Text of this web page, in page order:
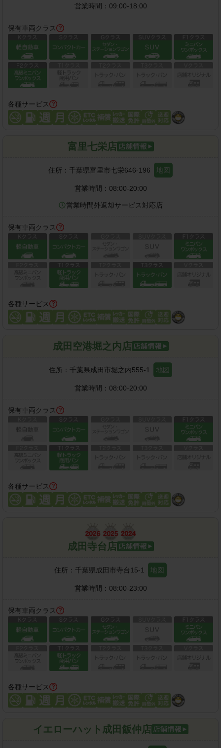
営業時間： 09:00-18:00
保有車両クラス
各種サービス
富里七栄店
住所： 千葉県富里市七栄646-196 地図
営業時間： 08:00-20:00
営業時間外返却サービス対応店
保有車両クラス
各種サービス
成田空港堀之内店
住所： 千葉県成田市堀之内555-1 地図
営業時間： 08:00-20:00
保有車両クラス
各種サービス
成田寺台店
住所： 千葉県成田市寺台15-1 地図
営業時間： 08:00-23:00
保有車両クラス
各種サービス
イエローハット成田飯仲店